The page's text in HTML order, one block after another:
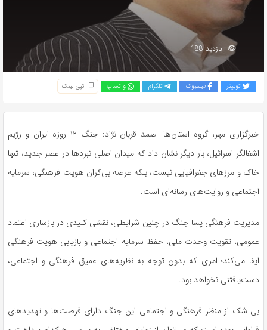
بازدید 188
توییتر فیسبوک تلگرام واتساپ کپی لینک
خبرگزاری مهر، گروه استان‌ها- صمد قربان نژاد: جنگ ۱۲ روزه ایران و رژیم
اشغالگر اسرائیل، بار دیگر نشان داد که میدان اصلی نبردها در عصر جدید، تنها
خاک و مرزهای جغرافیایی نیست، بلکه عرصه بی‌کران هویت فرهنگی، سرمایه
اجتماعی و روایت‌های رسانه‌ای است.
مدیریت فرهنگی پسا جنگ در چنین شرایطی، نقشی کلیدی در بازسازی اعتماد
عمومی، تقویت وحدت ملی، حفظ سرمایه اجتماعی و بازیابی هویت فرهنگی
ایفا می‌کند؛ امری که بدون توجه به نظریه‌های عمیق فرهنگی و اجتماعی،
دست‌یافتنی نخواهد بود.
بی شک از منظر فرهنگی و اجتماعی این جنگ دارای فرصت‌ها و تهدیدهای